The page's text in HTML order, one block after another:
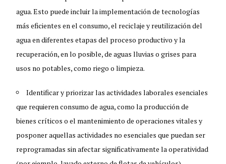
agua. Esto puede incluir la implementación de tecnologías
más eficientes en el consumo, el reciclaje y reutilización del
agua en diferentes etapas del proceso productivo y la
recuperación, en lo posible, de aguas lluvias o grises para
usos no potables, como riego o limpieza.
Identificar y priorizar las actividades laborales esenciales
que requieren consumo de agua, como la producción de
bienes críticos o el mantenimiento de operaciones vitales y
posponer aquellas actividades no esenciales que puedan ser
reprogramadas sin afectar significativamente la operatividad